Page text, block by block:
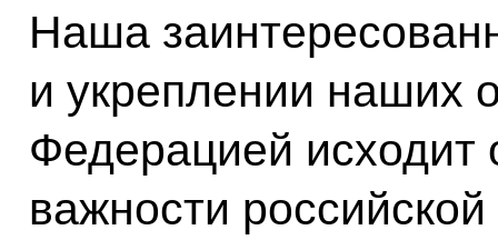
Наша
и укреплении наших
Федерацией исходит
важности